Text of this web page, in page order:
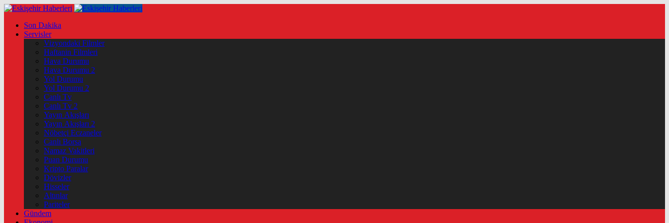
Son Dakika
Servisler
Vizyondaki Filmler
Haftanin Filmleri
Hava Durumu
Hava Durumu 2
Yol Durumu
Yol Durumu 2
Canlı Tv
Canlı Tv 2
Yayın Akışları
Yayın Akışları 2
Nöbetçi Eczaneler
Canlı Borsa
Namaz Vakitleri
Puan Durumu
Kripto Paralar
Dövizler
Hisseler
Altınlar
Pariteler
Gündem